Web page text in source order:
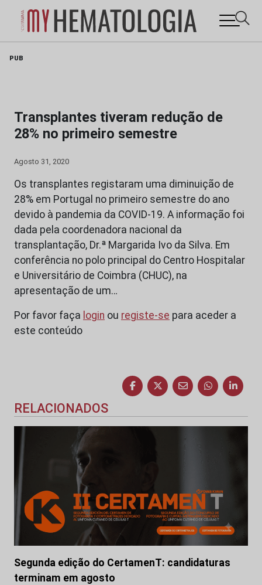
PUB
Transplantes tiveram redução de
28% no primeiro semestre
Agosto 31, 2020
Os transplantes registaram uma diminuição de
28% em Portugal no primeiro semestre do ano
devido à pandemia da COVID-19. A informação foi
dada pela coordenadora nacional da
transplantação, Dr.ª Margarida Ivo da Silva. Em
conferência no polo principal do Centro Hospitalar
e Universitário de Coimbra (CHUC), na
apresentação de um…
Por favor faça login ou registe-se para aceder a
este conteúdo
RELACIONADOS
Segunda edição do CertamenT: candidaturas
terminam em agosto